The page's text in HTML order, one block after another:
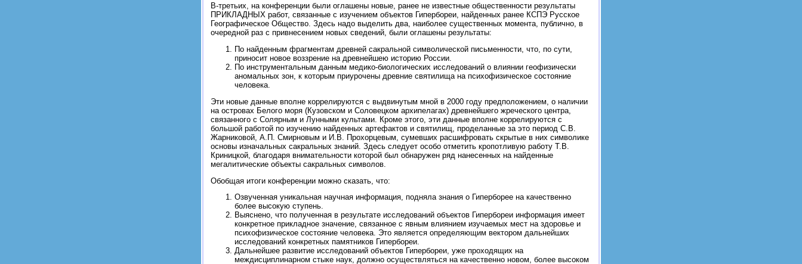
В-третьих, на конференции были оглашены новые, ранее не известные общественности результаты
ПРИКЛАДНЫХ работ, связанные с изучением объектов Гипербореи, найденных ранее КСПЭ Русское
Географическое Общество. Здесь надо выделить два, наиболее существенных момента, публично, в
очередной раз с привнесением новых сведений, были оглашены результаты:
По найденным фрагментам древней сакральной символической письменности, что, по сути,
приносит новое воззрение на древнейшею историю России.
По инструментальным данным медико-биологических исследований о влиянии геофизически
аномальных зон, к которым приурочены древние святилища на психофизическое состояние
человека.
Эти новые данные вполне коррелируются с выдвинутым мной в 2000 году предположением, о наличии
на островах Белого моря (Кузовском и Соловецком архипелагах) древнейшего жреческого центра,
связанного с Солярным и Лунными культами. Кроме этого, эти данные вполне коррелируются с
большой работой по изучению найденных артефактов и святилищ, проделанные за это период С.В.
Жарниковой, А.П. Смирновым и И.В. Прохорцевым, сумевших расшифровать скрытые в них символике
основы изначальных сакральных знаний. Здесь следует особо отметить кропотливую работу Т.В.
Криницкой, благодаря внимательности которой был обнаружен ряд нанесенных на найденные
мегалитические объекты сакральных символов.
Обобщая итоги конференции можно сказать, что:
Озвученная уникальная научная информация, подняла знания о Гиперборее на качественно
более высокую ступень.
Выяснено, что полученная в результате исследований объектов Гипербореи информация имеет
конкретное прикладное значение, связанное с явным влиянием изучаемых мест на здоровье и
психофизическое состояние человека. Это является определяющим вектором дальнейших
исследований конкретных памятников Гипербореи.
Дальнейшее развитие исследований объектов Гипербореи, уже проходящих на
междисциплинарном стыке наук, должно осуществляться на качественно новом, более высоком